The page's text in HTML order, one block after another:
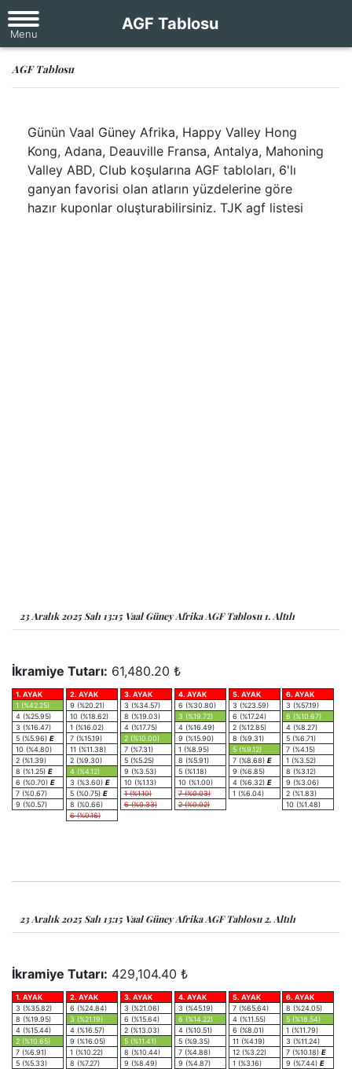
AGF Tablosu
AGF Tablosu
Günün Vaal Güney Afrika, Happy Valley Hong
Kong, Adana, Deauville Fransa, Antalya, Mahoning
Valley ABD, Club koşularına AGF tabloları, 6'lı
ganyan favorisi olan atların yüzdelerine göre
hazır kuponlar oluşturabilirsiniz. TJK agf listesi
23 Aralık 2025 Salı 13:15 Vaal Güney Afrika AGF Tablosu 1. Altılı
İkramiye Tutarı: 61,480.20 ₺
1. AYAK
1 (%42.25)
4 (%25.95)
3 (%16.47)
5 (%5.96) E
10 (%4.80)
2 (%1.39)
8 (%1.25) E
6 (%0.70) E
7 (%0.67)
9 (%0.57)
2. AYAK
9 (%20.21)
10 (%18.62)
1 (%16.02)
7 (%15.19)
11 (%11.38)
2 (%9.30)
4 (%4.12)
3 (%3.60) E
5 (%0.75) E
8 (%0.66)
6 (%0.16)
3. AYAK
3 (%34.57)
8 (%19.03)
4 (%17.75)
2 (%10.00)
7 (%7.31)
5 (%5.25)
9 (%3.53)
10 (%1.13)
1 (%1.10)
6 (%0.33)
4. AYAK
6 (%30.80)
3 (%19.72)
4 (%16.49)
9 (%15.90)
1 (%8.95)
8 (%5.91)
5 (%1.18)
10 (%1.00)
7 (%0.03)
2 (%0.02)
5. AYAK
3 (%23.59)
6 (%17.24)
2 (%12.85)
8 (%9.31)
5 (%9.12)
7 (%8.68) E
9 (%6.85)
4 (%6.32) E
1 (%6.04)
6. AYAK
3 (%57.19)
6 (%10.67)
4 (%8.27)
5 (%6.71)
7 (%4.15)
1 (%3.52)
8 (%3.12)
9 (%3.06)
2 (%1.83)
10 (%1.48)
23 Aralık 2025 Salı 13:15 Vaal Güney Afrika AGF Tablosu 2. Altılı
İkramiye Tutarı: 429,104.40 ₺
1. AYAK
3 (%35.82)
8 (%19.95)
4 (%15.44)
2 (%10.65)
7 (%6.91)
5 (%5.33)
2. AYAK
6 (%24.84)
3 (%21.19)
4 (%16.57)
9 (%16.05)
1 (%10.22)
8 (%7.27)
3. AYAK
3 (%21.06)
6 (%15.64)
2 (%13.03)
5 (%11.41)
8 (%10.44)
9 (%8.49)
4. AYAK
3 (%45.19)
6 (%14.22)
4 (%10.51)
5 (%9.35)
7 (%4.88)
9 (%4.87)
5. AYAK
7 (%65.64)
4 (%11.55)
6 (%8.01)
11 (%4.19)
12 (%3.22)
1 (%3.16)
6. AYAK
8 (%24.05)
5 (%18.54)
1 (%11.79)
3 (%11.24)
7 (%10.18) E
9 (%7.44) E